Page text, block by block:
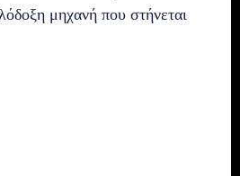
μηχανή που στήνεται